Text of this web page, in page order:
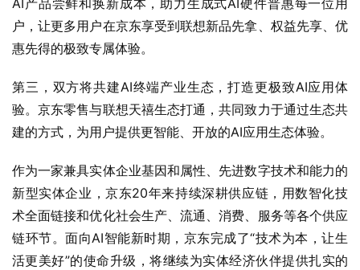
AI产品尝鲜和换新成本，助力生成式AI硬件普惠每一位用
户，让更多用户在京东享受到联想新品先拿、权益先享、优
惠先得的极致专属体验。
第三，双方将共建AI终端产业生态，打造更极致AI应用体
验。京东零售与联想天禧生态打通，共同致力于通过生态共
建的方式，为用户提供更智能、开放的AI应用生态体验。
作为一家兼具实体企业基因和属性、先进数字技术和能力的
新型实体企业，京东20年来持续深耕供应链，用数智化技
术全面链接和优化社会生产、流通、消费、服务等各个供应
链环节。面向AI智能新时期，京东完成了“技术为本，让生
活更美好”的使命升级，将继续为实体经济伙伴提供扎实的